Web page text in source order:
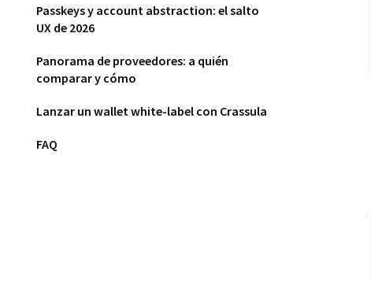
Passkeys y account abstraction: el salto
UX de 2026
Panorama de proveedores: a quién
comparar y cómo
Lanzar un wallet white-label con Crassula
FAQ